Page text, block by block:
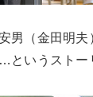
男（金田明
というストー